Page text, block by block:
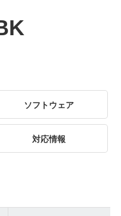
ソフトウェア
対応情報